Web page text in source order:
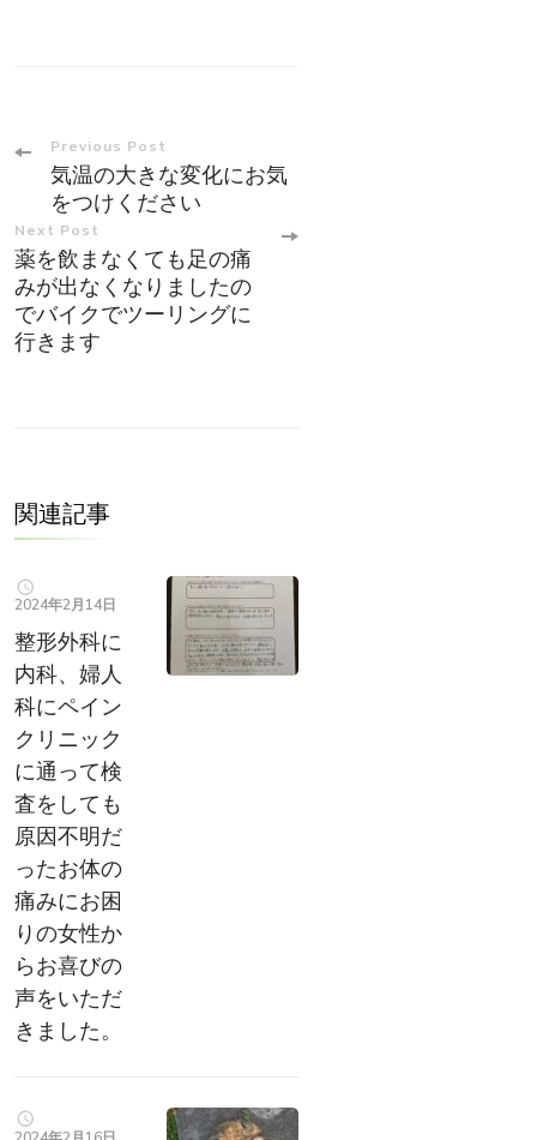
Post
Navigation
Previous Post
気温の大きな変化にお気
をつけください
Next Post
薬を飲まなくても足の痛
みが出なくなりましたの
でバイクでツーリングに
行きます
関連記事
2024年2月14日
整形外科に
内科、婦人
科にペイン
クリニック
に通って検
査をしても
原因不明だ
ったお体の
痛みにお困
りの女性か
らお喜びの
声をいただ
きました。